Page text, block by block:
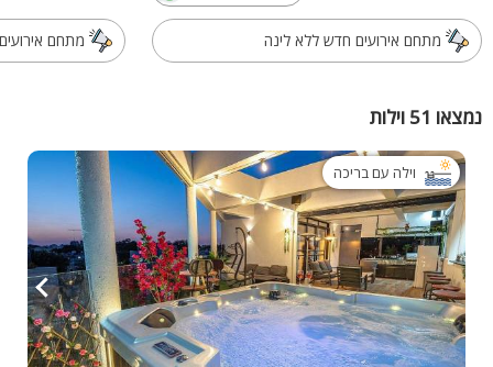
מתחם אירועים חדש ללא לינה מתחם
נמצאו 51 וילות
וילה עם בריכה